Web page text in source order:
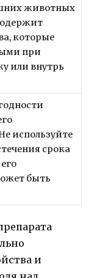
животных
которые
при
или внутрь
используйте
срока
быть
и